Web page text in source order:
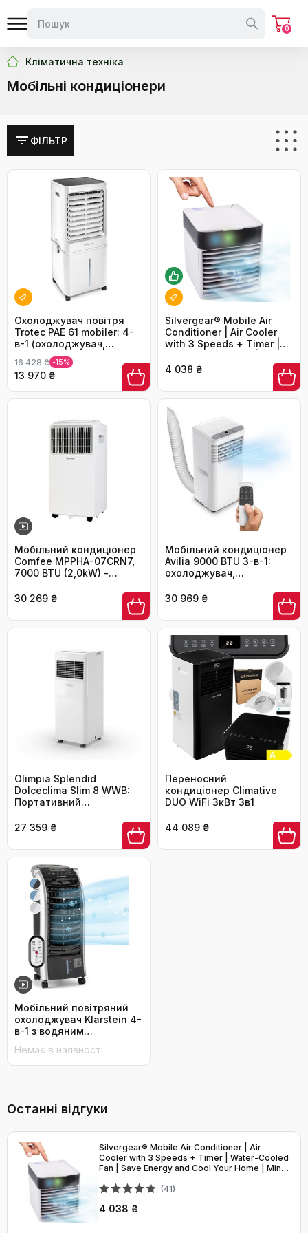
0
Кліматична техніка
Мобільні кондиціонери
ФІЛЬТР
Охолоджувач повітря
Trotec PAE 61 mobiler: 4-
в-1 (охолоджувач,
зволожувач, очищувач,
вентилятор), 40 л бак,
2.6 л/год, 4 швидкості,
таймер, нічний режим,
білий
16 428 ₴ -15%
13 970 ₴
Silvergear® Mobile Air
Conditioner | Air Cooler
with 3 Speeds + Timer |
Energy and Cool Your
Conditioner without
Exhaust Hose
4 038 ₴
Мобільний кондиціонер
Comfee MPPHA-07CRN7,
7000 BTU (2,0kW) -
вентиляція, осушення,
30 269 ₴
Мобільний кондиціонер
Avilia 9000 BTU 3-в-1:
охолоджувач,
вентилятор | Без
зовнішнього блоку для
дому та офісу
30 969 ₴
Olimpia Splendid
Dolceclima Slim 8 WWB:
Портативний
функцією осушувача та
кВт, Ultra Slim дизайн
27 359 ₴
Переносний
кондиціонер Climative
DUO WiFi 3кВт 3в1
44 089 ₴
Мобільний повітряний
охолоджувач Klarstein 4-
в-1 з водяним
зволожувачем,
вентилятором і нічним
Немає в наявності
Останні відгуки
Silvergear® Mobile Air Conditioner | Air
Cooler with 3 Speeds + Timer | Water-Cooled
Fan | Save Energy and Cool Your Home | Mini
(41)
4 038 ₴